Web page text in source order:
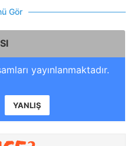
Gör
yayınlanmaktadır.
YANLIŞ